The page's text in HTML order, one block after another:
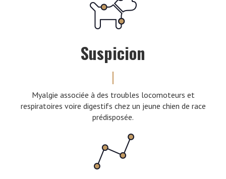
Suspicion
Myalgie associée à des troubles locomoteurs et
respiratoires voire digestifs chez un jeune chien de race
prédisposée.